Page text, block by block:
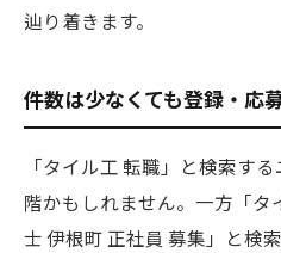
辿り着きます。
件数は少なくても登録・応
「タイル工 転職」と検索す
階かもしれません。一方「
士 伊根町 正社員 募集」と検